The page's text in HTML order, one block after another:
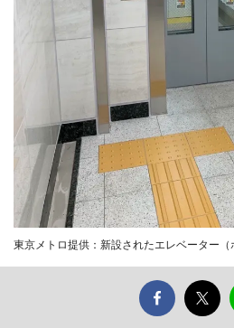
東京メトロ提供：新設されたエレベーター（